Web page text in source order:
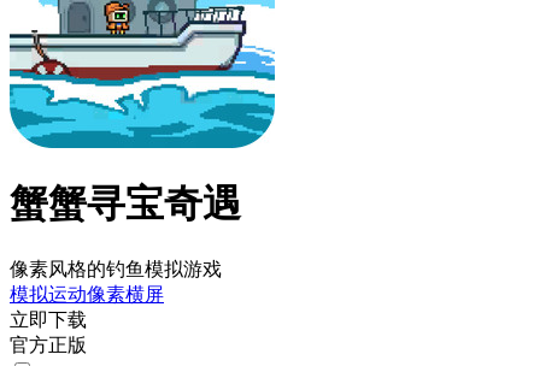
蟹蟹寻宝奇遇
像素风格的钓鱼模拟游戏
模拟运动像素横屏
立即下载
官方正版